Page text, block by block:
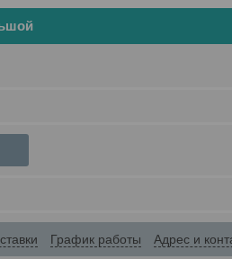
График работы Адрес и